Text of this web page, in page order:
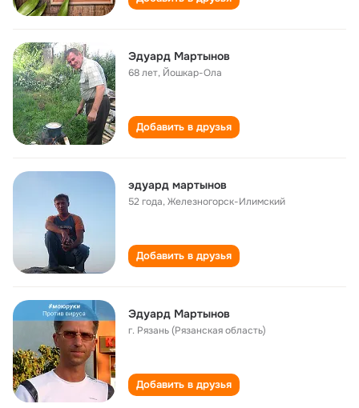
Эдуард Мартынов
68 лет, Йошкар-Ола
Добавить в друзья
эдуард мартынов
52 года,Железногорск-Илимский
Добавить в друзья
Эдуард Мартынов
г. Рязань (Рязанская область)
Добавить в друзья